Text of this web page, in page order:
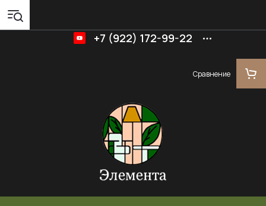
+7 (922) 172-99-22
Сравнение